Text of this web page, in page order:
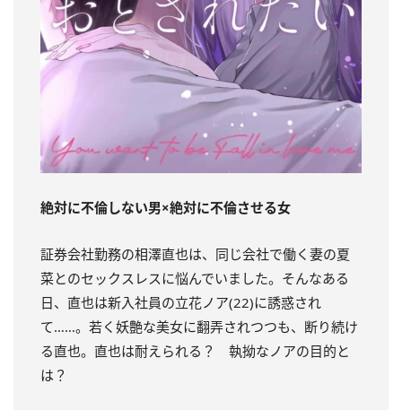
絶対に不倫しない男×絶対に不倫させる女
証券会社勤務の相澤直也は、同じ会社で働く妻の夏
菜とのセックスレスに悩んでいました。そんなある
日、直也は新入社員の立花ノア(22)に誘惑され
て……。若く妖艶な美女に翻弄されつつも、断り続け
る直也。直也は耐えられる？ 執拗なノアの目的と
は？